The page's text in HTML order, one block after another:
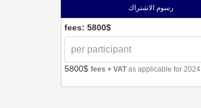
رسوم الاشتراك
fees: 5800$
5800$ fees + VATas applicable for 2024